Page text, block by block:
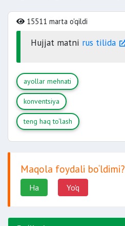
15511 marta o'qildi
Hujjat matni rus tilida
ayollar mehnati
konventsiya
teng haq to‘lash
Maqola foydali bo‘ldimi?
Ha Yo'q